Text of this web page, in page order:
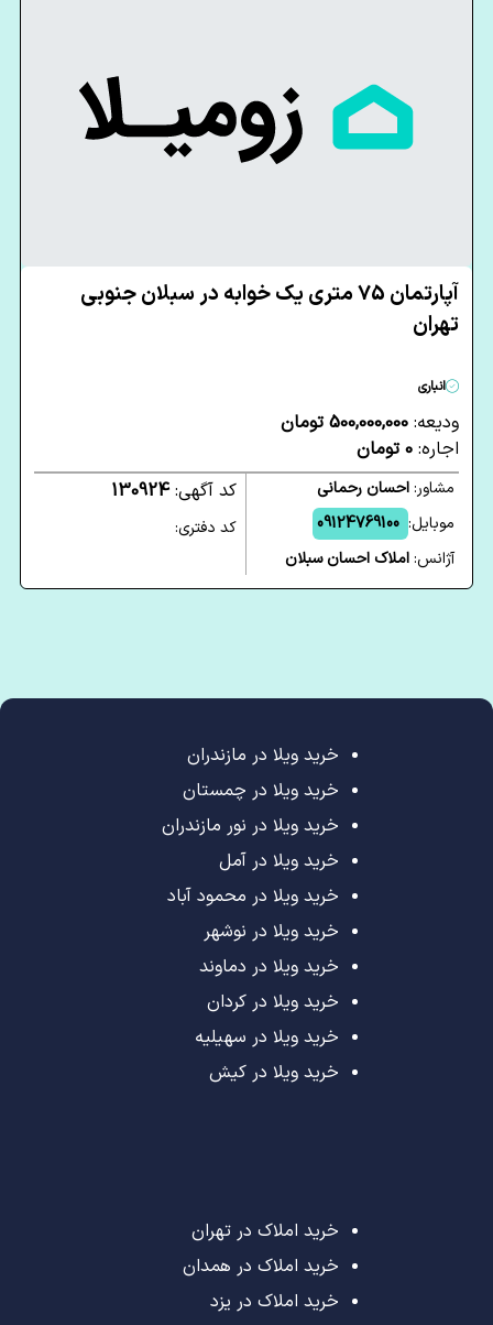
آپارتمان 75 متری یک خوابه در سبلان جنوبی
تهران
انباری
ودیعه: 500,000,000 تومان
اجاره: 0 تومان
مشاور:احسان رحمانی
موبایل: 09124769100
آژانس:املاک احسان سبلان
کد آگهی: 130924
کد دفتری:
خرید ویلا در مازندران
خرید ویلا در چمستان
خرید ویلا در نور مازندران
خرید ویلا در آمل
خرید ویلا در محمود آباد
خرید ویلا در نوشهر
خرید ویلا در دماوند
خرید ویلا در کردان
خرید ویلا در سهیلیه
خرید ویلا در کیش
خرید املاک در تهران
خرید املاک در همدان
خرید املاک در یزد